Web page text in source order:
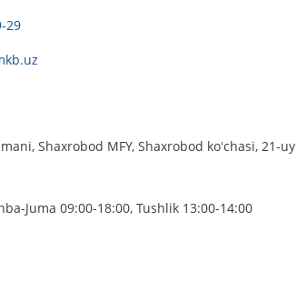
29
Shaxrobod MFY, Shaxrobod koʻchasi, 21-uy
Juma 09:00-18:00, Tushlik 13:00-14:00